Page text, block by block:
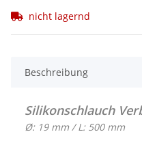
nicht lagernd
Beschreibung
Silikonschlauch
Ø: 19 mm / L: 500 mm